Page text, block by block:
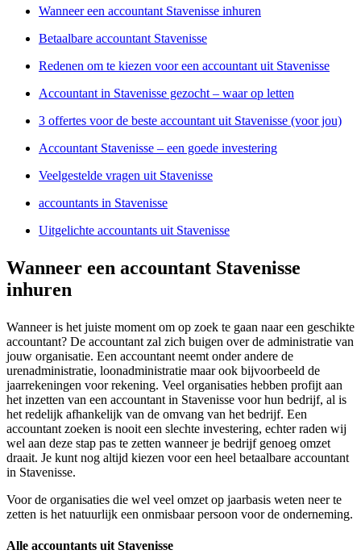
Wanneer een accountant Stavenisse inhuren
Betaalbare accountant Stavenisse
Redenen om te kiezen voor een accountant uit Stavenisse
Accountant in Stavenisse gezocht – waar op letten
3 offertes voor de beste accountant uit Stavenisse (voor jou)
Accountant Stavenisse – een goede investering
Veelgestelde vragen uit Stavenisse
accountants in Stavenisse
Uitgelichte accountants uit Stavenisse
Wanneer een accountant Stavenisse
inhuren
Wanneer is het juiste moment om op zoek te gaan naar een geschikte
accountant? De accountant zal zich buigen over de administratie van
jouw organisatie. Een accountant neemt onder andere de
urenadministratie, loonadministratie maar ook bijvoorbeeld de
jaarrekeningen voor rekening. Veel organisaties hebben profijt aan
het inzetten van een accountant in Stavenisse voor hun bedrijf, al is
het redelijk afhankelijk van de omvang van het bedrijf. Een
accountant zoeken is nooit een slechte investering, echter raden wij
wel aan deze stap pas te zetten wanneer je bedrijf genoeg omzet
draait. Je kunt nog altijd kiezen voor een heel betaalbare accountant
in Stavenisse.
Voor de organisaties die wel veel omzet op jaarbasis weten neer te
zetten is het natuurlijk een onmisbaar persoon voor de onderneming.
Alle accountants uit Stavenisse